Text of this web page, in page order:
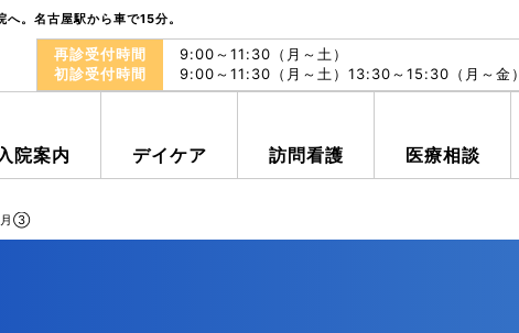
。名古屋駅から車で15分。
再診受付時間
9:00～11:30（月～土）
初診受付時間
9:00～11:30（月～土）13:30～15:30（月～金）
院案内 デイケア 訪問看護 医療相談
月③